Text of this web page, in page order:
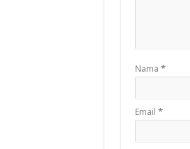
Nama *
Email *